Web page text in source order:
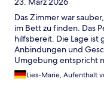
Das Zimmer war
im Bett zu finden. Das
hilfsbereit. Die Lage
Anbindungen und
Umgebung entspricht
Hotels. Wir hatten
bekommen, diese sind
Lies-Marie, Aufenthalt